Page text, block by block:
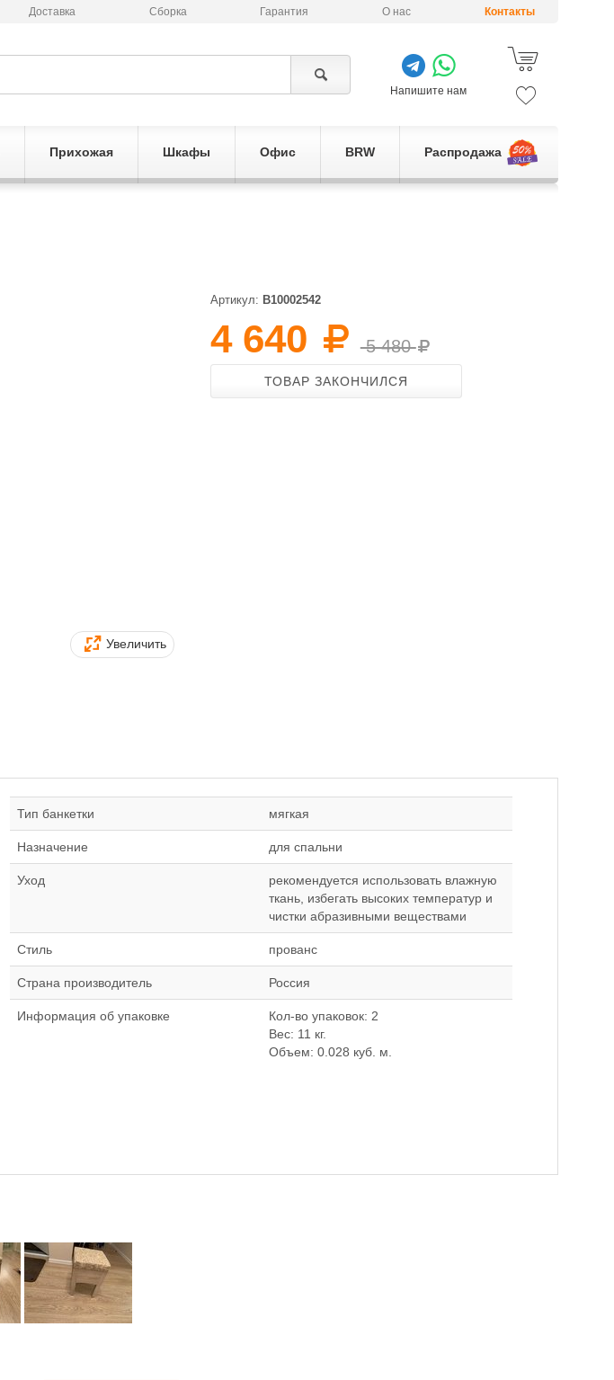
Доставка Сборка Гарантия О нас Контакты
Напишите нам
Прихожая Шкафы Офис BRW Распродажа
Увеличить
Артикул: B10002542
4 640 5 480
ТОВАР ЗАКОНЧИЛСЯ
Тип банкетки мягкая
Назначение для спальни
Уход
рекомендуется использовать влажную
ткань, избегать высоких температур и
чистки абразивными веществами
Стиль прованс
Страна производитель Россия
Информация об упаковке
Кол-во упаковок: 2
Вес: 11 кг.
Объем: 0.028 куб. м.